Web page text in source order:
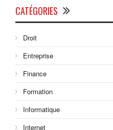
CATÉGORIES
Droit
Entreprise
Finance
Formation
Informatique
Internet